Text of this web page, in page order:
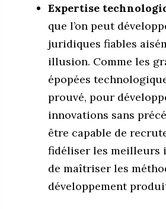
Expertise
que l’on peut
juridiques fiables
illusion. Comme les
épopées
prouvé, pour
innovations sans
être capable de
fidéliser les meilleurs
de maîtriser les
développement